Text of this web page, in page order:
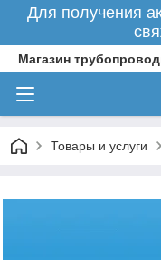
Для получения
Магазин
Товары и услуги